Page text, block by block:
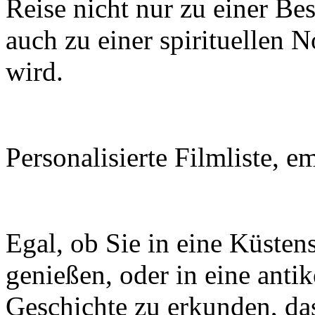
Reise nicht nur zu einer
auch zu einer spirituellen
wird.
Personalisierte Filmliste,
Egal, ob Sie in eine
genießen, oder in eine
Geschichte zu erkunden,